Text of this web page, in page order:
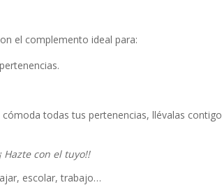
el complemento ideal para:
todas tus pertenencias, llévalas contigo
Hazte con el tuyo!!
escolar, trabajo…